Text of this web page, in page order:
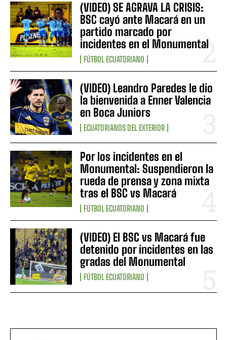
(VIDEO) SE AGRAVA LA CRISIS:
BSC cayó ante Macará en un
partido marcado por
incidentes en el Monumental
FÚTBOL ECUATORIANO
(VIDEO) Leandro Paredes le dio
la bienvenida a Enner Valencia
en Boca Juniors
ECUATORIANOS DEL EXTERIOR
Por los incidentes en el
Monumental: Suspendieron la
rueda de prensa y zona mixta
tras el BSC vs Macará
FÚTBOL ECUATORIANO
(VIDEO) El BSC vs Macará fue
detenido por incidentes en las
gradas del Monumental
FÚTBOL ECUATORIANO